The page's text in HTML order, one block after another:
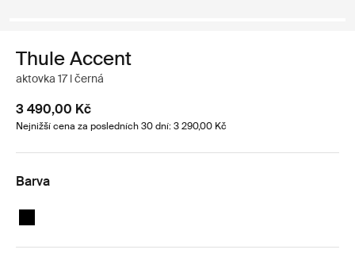
Thule Accent
aktovka 17 l černá
3 490,00 Kč
Nejnižší cena za posledních 30 dní: 3 290,00 Kč
Barva
Thule Accent briefcase 17L Černá